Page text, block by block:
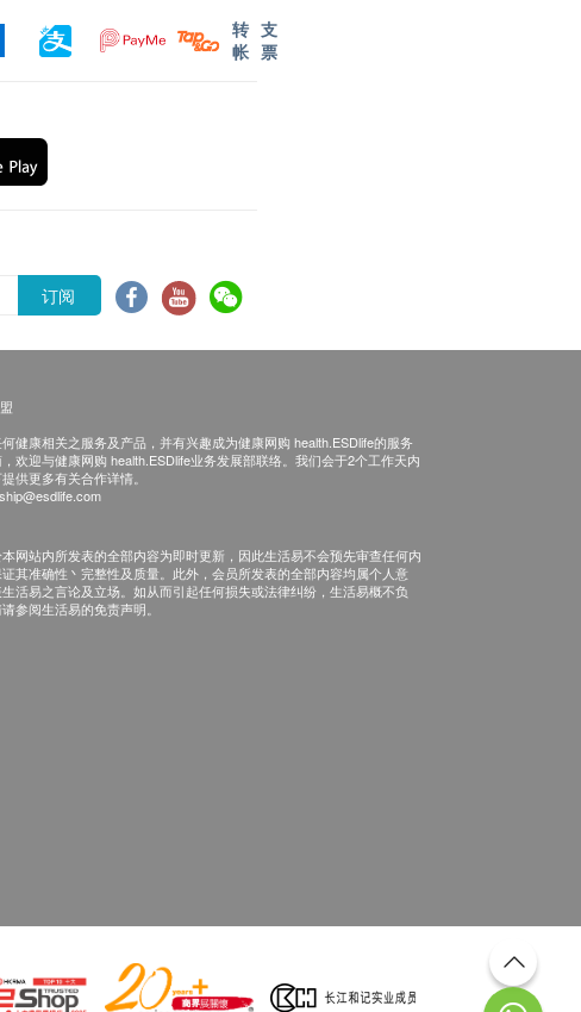
转
帐
支
票
订阅
健康相关之服务及产品，并有兴趣成为健康网购 health.ESDlife的服务
欢迎与健康网购 health.ESDlife业务发展部联络。我们会于2个工作天内
供更多有关合作详情。
网站内所发表的全部内容为即时更新，因此生活易不会预先审查任何内
其准确性丶完整性及质量。此外，会员所发表的全部内容均属个人意
活易之言论及立场。如从而引起任何损失或法律纠纷，生活易概不负
参阅生活易的免责声明。